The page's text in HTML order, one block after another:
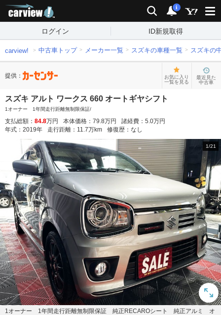
検索 通知
i
ログイン ID新規取得
carview! 中古車トップ メーカー一覧 スズキの車種一覧 スズキの
提供：
お気に入り
一覧を見る
最近見た
中古車
スズキ アルト ワークス 660 オートギヤシフト
1オーナー 1年間走行距離無制限保証/
支払総額： 84.8万円 本体価格： 79.8万円 諸経費： 5.0万円
年式： 2019年 走行距離： 11.7万km 修復歴： なし
1/21
1オーナー 1年間走行距離無制限保証 純正RECAROシート 純正アルミ オ